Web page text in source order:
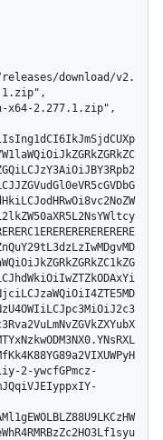
download/v2.
2-ywcfGPmcz-